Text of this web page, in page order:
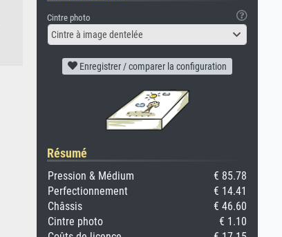
Cintre photo
Cintre à image dentelée
Enregistrer / comparer la configuration
Résumé
Pression & Médium
€ 85.78
Perfectionnement
€ 14.41
Châssis
€ 46.60
Cintre photo
€ 1.10